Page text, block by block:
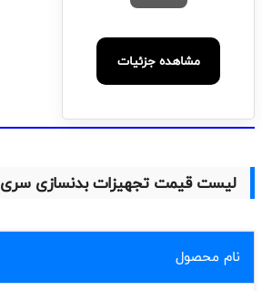
مشاهده جزئیات
لیست قیمت تجهیزات بدنسازی سری FUSION PRO
نام محصول